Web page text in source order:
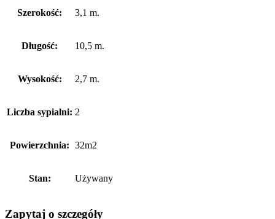
Szerokość: 3,1 m.
Długość: 10,5 m.
Wysokość: 2,7 m.
Liczba sypialni: 2
Powierzchnia: 32m2
Stan: Używany
Zapytaj o szczegóły